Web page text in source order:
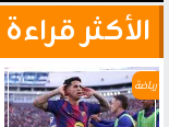
الأكثر قراءة
رياضة